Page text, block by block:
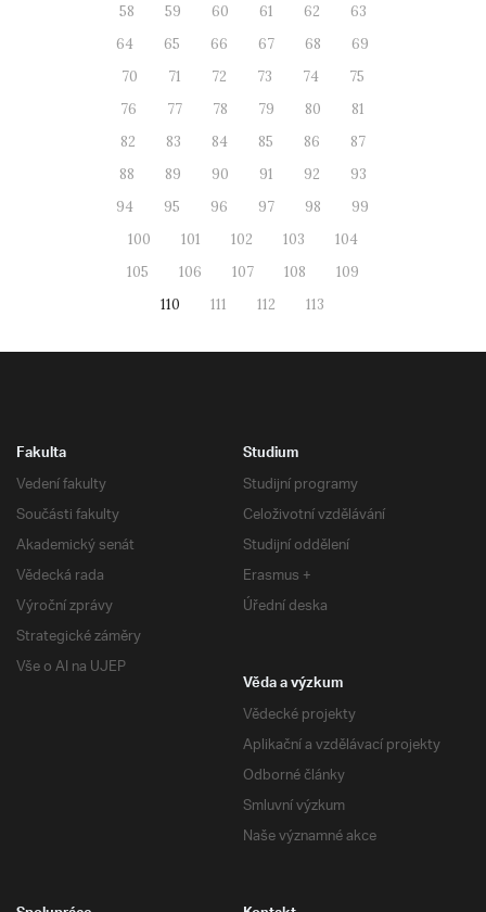
58
59 60 61 62
63
64
65 66 67 68
69
70
71 72 73 74
75
76
77 78 79 80
81
82
83 84 85 86
87
88
89 90 91 92
93
94
95 96 97 98
99
100
101 102 103
104
105
106 107 108
109
110
111 112 113
Fakulta
Vedení fakulty
Součásti fakulty
Akademický senát
Vědecká rada
Výroční zprávy
Strategické záměry
Vše o AI na UJEP
Studium
Studijní programy
Celoživotní vzdělávání
Studijní oddělení
Erasmus +
Úřední deska
Věda a výzkum
Vědecké projekty
Aplikační a vzdělávací projekty
Odborné články
Smluvní výzkum
Naše významné akce